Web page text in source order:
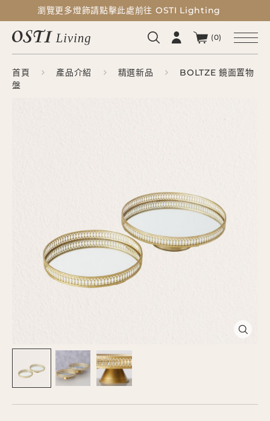
瀏覽更多燈飾請點擊此處前往 OSTI Lighting
瀏覽更多燈飾請點擊此處前往 OSTI Lighting
(0)
首頁 產品介紹 精選新品
BOLTZE 鏡面置物
盤